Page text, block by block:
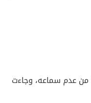
من عدم سماعه، وجاءت